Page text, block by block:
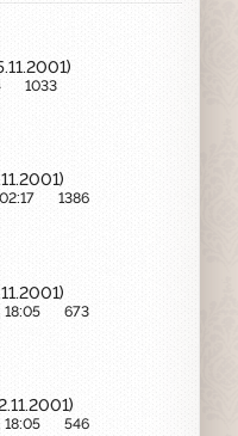
1033
1386
18:05 673
18:05 546